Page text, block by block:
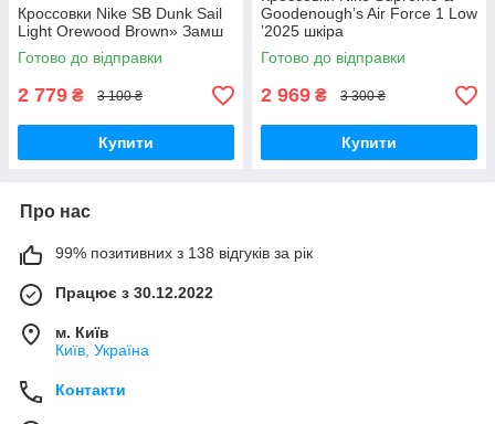
Кроссовки Nike SB Dunk Sail
Light Orewood Brown» Замш
Готово до відправки
2 779 ₴ 3 100 ₴
Купити
Goodenough’s Air Force 1 Low
ʼ2025 шкіра
Готово до відправки
2 969 ₴ 3 300 ₴
Купити
Про нас
99% позитивних з 138 відгуків за рік
Працює з 30.12.2022
м. Київ
Київ, Україна
Контакти